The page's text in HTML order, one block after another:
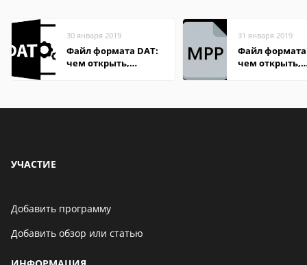
30 января 2019
Файл формата DAT:
чем открыть,
31 января 2019
Файл
чем открыть,
УЧАСТИЕ
Добавить программу
Добавить обзор или статью